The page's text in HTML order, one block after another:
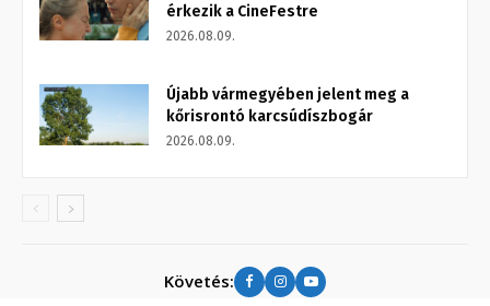
érkezik a CineFestre
2026.08.09.
Újabb vármegyében jelent meg a
kőrisrontó karcsúdíszbogár
2026.08.09.
Követés: